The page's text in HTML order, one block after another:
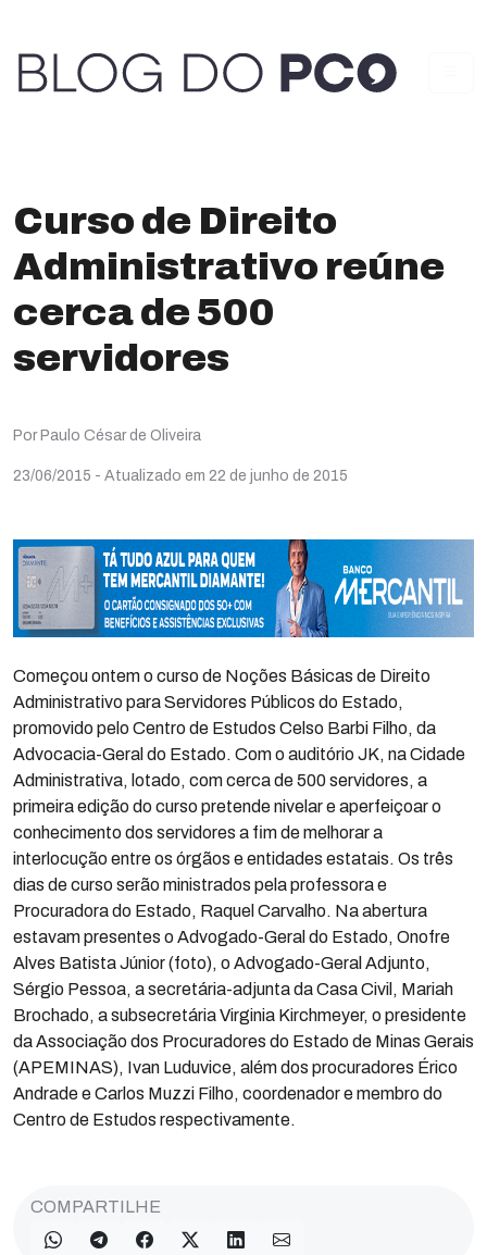
Curso de Direito
Administrativo reúne
cerca de 500
servidores
Por Paulo César de Oliveira
23/06/2015 - Atualizado em 22 de junho de 2015
Começou ontem o curso de Noções Básicas de Direito
Administrativo para Servidores Públicos do Estado,
promovido pelo Centro de Estudos Celso Barbi Filho, da
Advocacia-Geral do Estado. Com o auditório JK, na Cidade
Administrativa, lotado, com cerca de 500 servidores, a
primeira edição do curso pretende nivelar e aperfeiçoar o
conhecimento dos servidores a fim de melhorar a
interlocução entre os órgãos e entidades estatais. Os três
dias de curso serão ministrados pela professora e
Procuradora do Estado, Raquel Carvalho. Na abertura
estavam presentes o Advogado-Geral do Estado, Onofre
Alves Batista Júnior (foto), o Advogado-Geral Adjunto,
Sérgio Pessoa, a secretária-adjunta da Casa Civil, Mariah
Brochado, a subsecretária Virginia Kirchmeyer, o presidente
da Associação dos Procuradores do Estado de Minas Gerais
(APEMINAS), Ivan Luduvice, além dos procuradores Érico
Andrade e Carlos Muzzi Filho, coordenador e membro do
Centro de Estudos respectivamente.
COMPARTILHE